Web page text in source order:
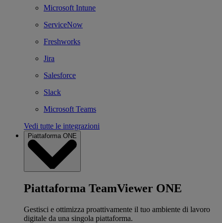
Microsoft Intune
ServiceNow
Freshworks
Jira
Salesforce
Slack
Microsoft Teams
Vedi tutte le integrazioni
Piattaforma ONE
Piattaforma TeamViewer ONE
Gestisci e ottimizza proattivamente il tuo ambiente di lavoro
digitale da una singola piattaforma.